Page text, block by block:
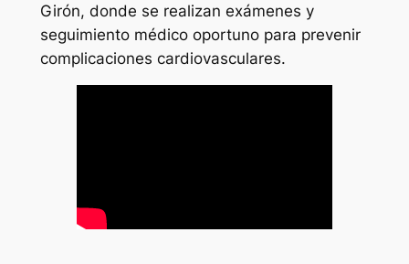
Girón, donde se realizan exámenes y
seguimiento médico oportuno para prevenir
complicaciones cardiovasculares.